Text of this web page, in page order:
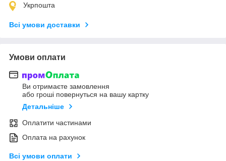
Укрпошта
Всі умови доставки
Умови оплати
Ви отримаєте замовлення
або гроші повернуться на вашу картку
Детальніше
Оплатити частинами
Оплата на рахунок
Всі умови оплати